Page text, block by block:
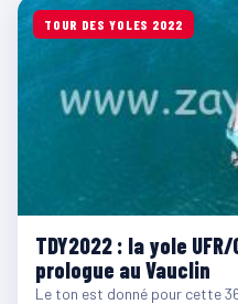
TOUR DES YOLES 2022
TDY2022 : la yole
prologue au Vauclin
Le ton est donné pour cette